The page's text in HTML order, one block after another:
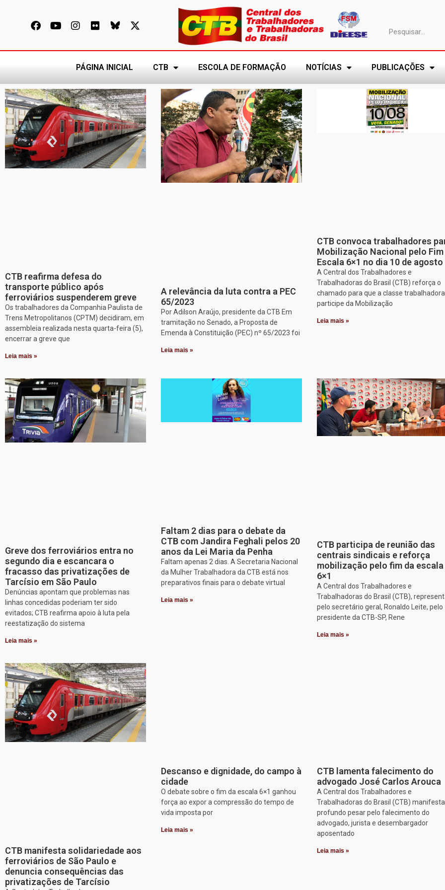
PÁGINA INICIAL CTB ESCOLA DE FORMAÇÃO NOTÍCIAS PUBLICAÇÕES
CTB reafirma defesa do
transporte público após
ferroviários suspenderem greve
Os trabalhadores da Companhia Paulista de
Trens Metropolitanos (CPTM) decidiram, em
assembleia realizada nesta quarta-feira (5),
encerrar a greve que
Leia mais »
A relevância da luta contra a PEC
65/2023
Por Adilson Araújo, presidente da CTB Em
tramitação no Senado, a Proposta de
Emenda à Constituição (PEC) nº 65/2023 foi
Leia mais »
CTB convoca trabalhadores
Mobilização Nacional pelo Fim
Escala 6×1 no dia 10 de agosto
A Central dos Trabalhadores e
Trabalhadoras do Brasil (CTB) reforça o
chamado para que a classe trabalhadora
participe da Mobilização
Leia mais »
Greve dos ferroviários entra no
segundo dia e escancara o
fracasso das privatizações de
Tarcísio em São Paulo
Denúncias apontam que problemas nas
linhas concedidas poderiam ter sido
evitados; CTB reafirma apoio à luta pela
reestatização do sistema
Leia mais »
Faltam 2 dias para o debate da
CTB com Jandira Feghali pelos 20
anos da Lei Maria da Penha
Faltam apenas 2 dias. A Secretaria Nacional
da Mulher Trabalhadora da CTB está nos
preparativos finais para o debate virtual
Leia mais »
CTB participa de reunião das
centrais sindicais e reforça
mobilização pelo fim da escala
6×1
A Central dos Trabalhadores e
Trabalhadoras do Brasil (CTB),
pelo secretário geral, Ronaldo Leite, pelo
presidente da CTB-SP, Rene
Leia mais »
CTB manifesta solidariedade aos
ferroviários de São Paulo e
denuncia consequências das
privatizações de Tarcísio
Descanso e dignidade, do campo à
cidade
O debate sobre o fim da escala 6×1 ganhou
força ao expor a compressão do tempo de
vida imposta por
Leia mais »
CTB lamenta falecimento do
advogado José Carlos Arouca
A Central dos Trabalhadores e
Trabalhadoras do Brasil (CTB) manifesta
profundo pesar pelo falecimento do
advogado, jurista e desembargador
aposentado
Leia mais »